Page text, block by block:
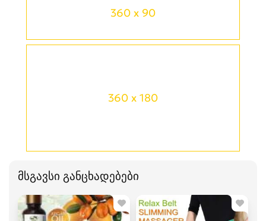
360 x 90
360 x 180
მსგავსი განცხადებები